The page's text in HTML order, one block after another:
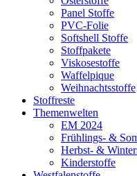
Panel Stoffe
PVC-Folie
Softshell Stoffe
Stoffpakete
Viskosestoffe
Waffelpique
Weihnachtsstoffe
Stoffreste
Themenwelten
EM 2024
Frühlings- &
Herbst- &
Kinderstoffe